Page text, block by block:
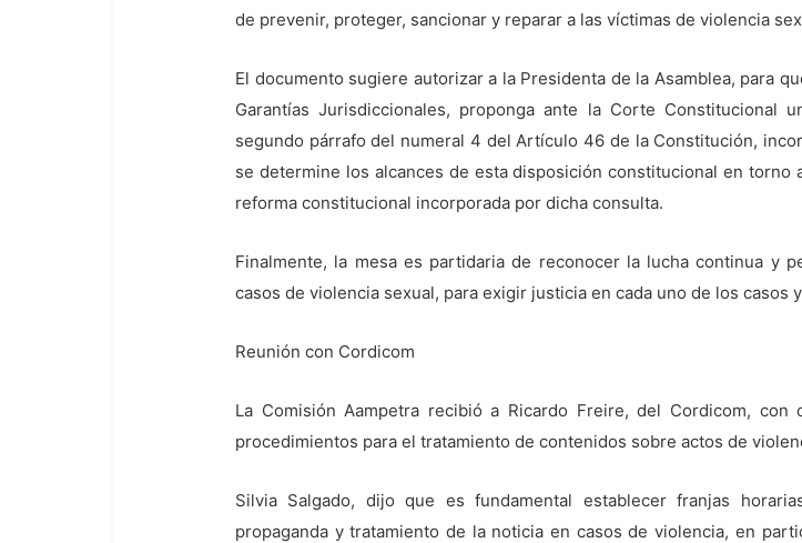
de prevenir, proteger, sancionar y reparar a las víctimas de violencia
El documento sugiere autorizar a la Presidenta de la Asamblea, para
Garantías Jurisdiccionales, proponga ante la Corte Constitucional
segundo párrafo del numeral 4 del Artículo 46 de la Constitución,
se determine los alcances de esta disposición constitucional en
reforma constitucional incorporada por dicha consulta.
Finalmente, la mesa es partidaria de reconocer la lucha continua y
casos de violencia sexual, para exigir justicia en cada uno de los casos
Reunión con Cordicom
La Comisión Aampetra recibió a Ricardo Freire, del Cordicom,
procedimientos para el tratamiento de contenidos sobre actos de
Silvia Salgado, dijo que es fundamental establecer franjas
propaganda y tratamiento de la noticia en casos de violencia, en